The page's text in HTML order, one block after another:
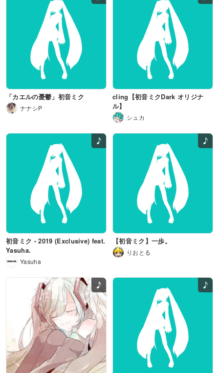
「カエルの憂鬱」初音ミク
ナナシP
cling【初音ミクDark オリジナ
ル】
シュカ
初音ミク - 2019 (Exclusive) feat.
Yasuha.
Yasuha
【初音ミク】一歩。
りおとる